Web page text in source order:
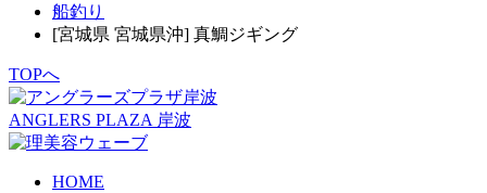
船釣り
[宮城県 宮城県沖] 真鯛ジギング
TOPへ
ANGLERS PLAZA 岸波
HOME